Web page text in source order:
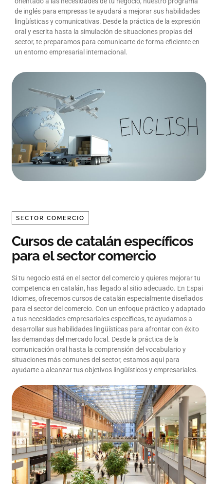
de inglés para empresas te ayudará a mejorar sus habilidades
lingüísticas y comunicativas. Desde la práctica de la expresión
oral y escrita hasta la simulación de situaciones propias del
sector, te preparamos para comunicarte de forma eficiente en
un entorno empresarial internacional.
SECTOR COMERCIO
Cursos de catalán específicos
para el sector comercio
Si tu negocio está en el sector del comercio y quieres mejorar tu
competencia en catalán, has llegado al sitio adecuado. En Espai
Idiomes, ofrecemos cursos de catalán especialmente diseñados
para el sector del comercio. Con un enfoque práctico y adaptado
a tus necesidades empresariales específicas, te ayudamos a
desarrollar sus habilidades lingüísticas para afrontar con éxito
las demandas del mercado local. Desde la práctica de la
comunicación oral hasta la comprensión del vocabulario y
situaciones más comunes del sector, estamos aquí para
ayudarte a alcanzar tus objetivos lingüísticos y empresariales.